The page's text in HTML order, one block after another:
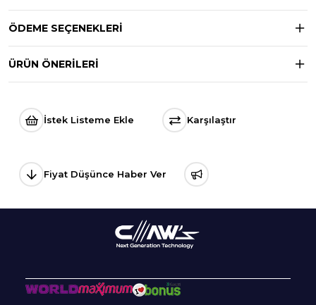
ÖDEME SEÇENEKLERI
ÜRÜN ÖNERILERI
İstek Listeme Ekle Karşılaştır
Fiyat Düşünce Haber Ver